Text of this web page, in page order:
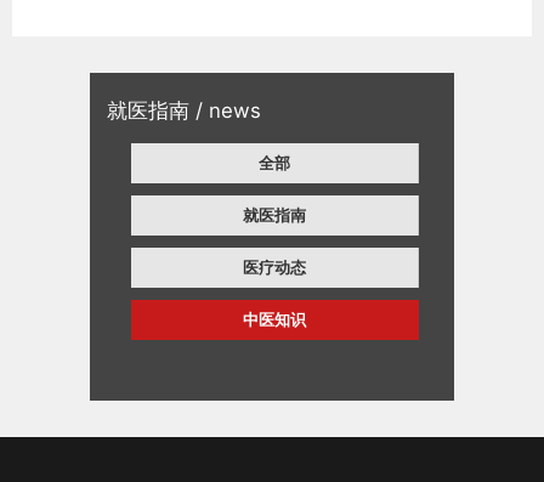
就医指南 / news
全部
就医指南
医疗动态
中医知识